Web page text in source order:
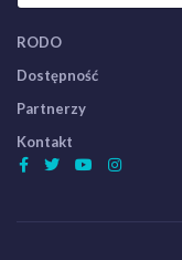
RODO
Dostępność
Partnerzy
Kontakt